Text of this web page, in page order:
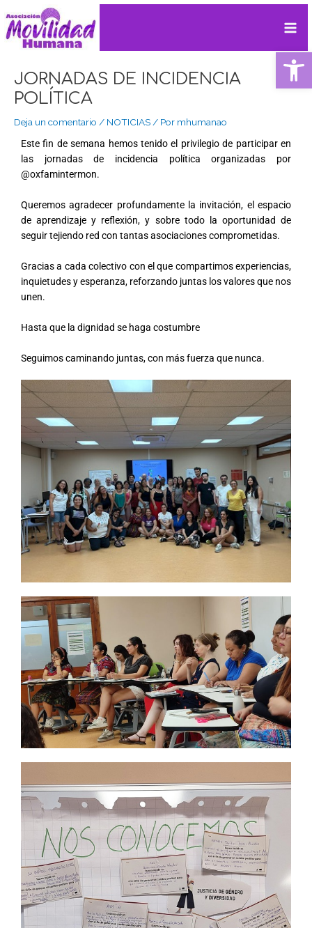
al
contenido
JORNADAS DE INCIDENCIA
POLÍTICA
Deja un comentario / NOTICIAS / Por mhumanao
Este fin de semana hemos tenido el privilegio de participar en
las jornadas de incidencia política organizadas por
@oxfamintermon.
Queremos agradecer profundamente la invitación, el espacio
de aprendizaje y reflexión, y sobre todo la oportunidad de
seguir tejiendo red con tantas asociaciones comprometidas.
Gracias a cada colectivo con el que compartimos experiencias,
inquietudes y esperanza, reforzando juntas los valores que nos
unen.
Hasta que la dignidad se haga costumbre
Seguimos caminando juntas, con más fuerza que nunca.
Navegación
de
entradas